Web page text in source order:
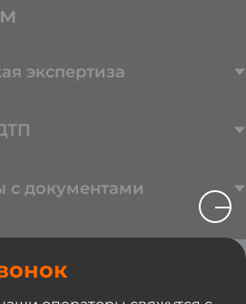
экспертиза
с документами